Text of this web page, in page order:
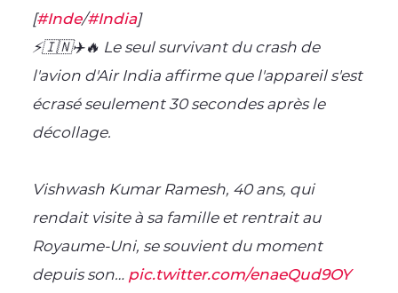
[#Inde/#India]
⚡️🇮🇳✈️🔥 Le seul survivant du crash de
l'avion d'Air India affirme que l'appareil s'est
écrasé seulement 30 secondes après le
décollage.
Vishwash Kumar Ramesh, 40 ans, qui
rendait visite à sa famille et rentrait au
Royaume-Uni, se souvient du moment
depuis son… pic.twitter.com/enaeQud9OY